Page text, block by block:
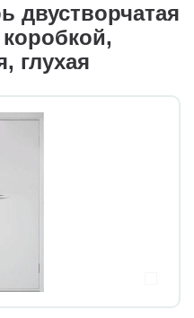
двустворчатая
глухая